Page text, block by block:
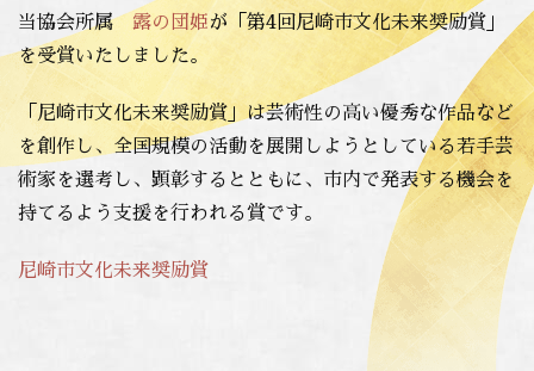
当協会所属 露の団姫が「第4回尼崎市文化未来奨励賞」
を受賞いたしました。
「尼崎市文化未来奨励賞」は芸術性の高い優秀な作品など
を創作し、全国規模の活動を展開しようとしている若手芸
術家を選考し、顕彰するとともに、市内で発表する機会を
持てるよう支援を行われる賞です。
尼崎市文化未来奨励賞